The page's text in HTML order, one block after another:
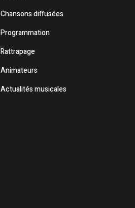
Chansons diffusées
Programmation
Rattrapage
Animateurs
Actualités musicales